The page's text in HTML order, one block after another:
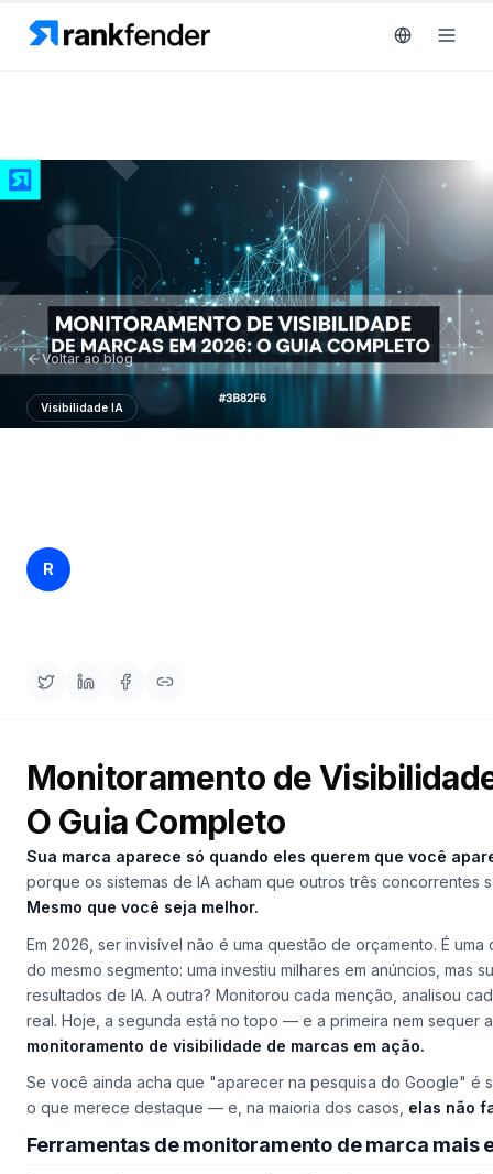
Plataforma
MONITORIZAR
RAIVE
Engine
Rastreamento
de
palavras-
chave
Integrações
ANALISAR
Relatórios
e análises
Soluções
Recursos
Ferramentas
gratuitas
Preços
Voltar ao blog
Visibilidade IA
R
Monitoramento de
O Guia Completo
Sua marca aparece só quando eles querem que você
porque os sistemas de IA acham que outros três concorrentes
Mesmo que você seja melhor.
Em 2026, ser invisível não é uma questão de orçamento. É
do mesmo segmento: uma investiu milhares em anúncios, mas
resultados de IA. A outra? Monitorou cada menção, analisou
real. Hoje, a segunda está no topo — e a primeira nem sequer
monitoramento de visibilidade de marcas em ação.
Se você ainda acha que "aparecer na pesquisa do Google" é
o que merece destaque — e, na maioria dos casos, elas não
Ferramentas de monitoramento de marca mais